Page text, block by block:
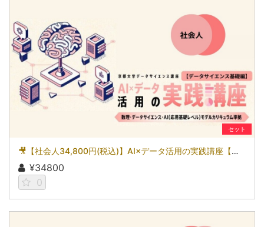
セット
🎥【社会人34,800円(税込)】AI×データ活用の実践講座【データサイエンス基礎編】〜数理・データサイエンス・AI（応用基礎レベル）モデルカリキュラム準拠〜［京都大学データサイエンス講座］（2026）
¥34800
0